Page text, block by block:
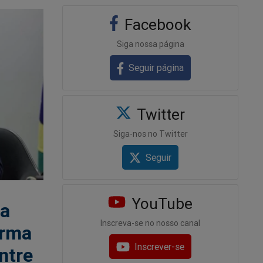
Facebook
Siga nossa página
Seguir página
Twitter
Siga-nos no Twitter
Seguir
YouTube
Inscreva-se no nosso canal
Inscrever-se